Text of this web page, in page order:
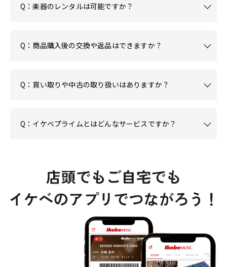
Q：楽器のレンタルは可能ですか？
Q：商品購入後の交換や返品はできますか？
Q：買い取りや中古の取り扱いはありますか？
Q：イケベプライムとはどんなサービスですか？